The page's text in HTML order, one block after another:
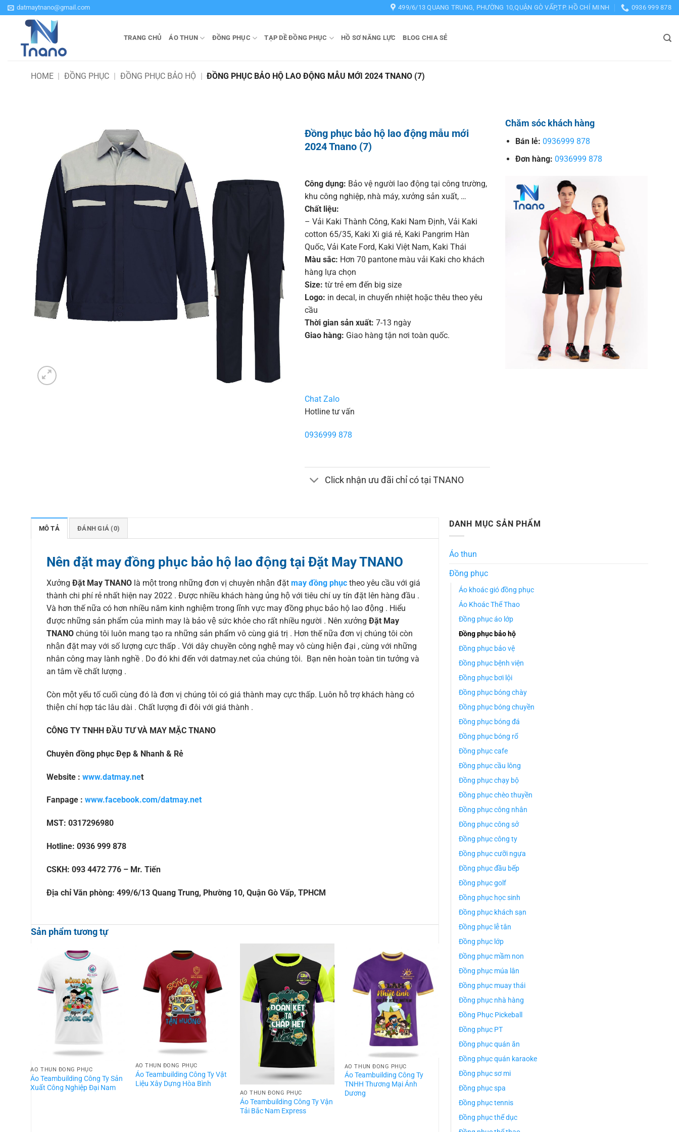
Bỏ
qua
datmaytnano@gmail.com 499/6/13 QUANG TRUNG, PHƯỜNG 10,QUẬN GÒ VẤP,TP. HỒ CHÍ MINH 0936 999 878
TRANG CHỦ ÁO THUN ĐỒNG PHỤC TẠP DỀ ĐỒNG PHỤC HỒ SƠ NĂNG LỰC BLOG CHIA SẺ
HOME | ĐỒNG PHỤC | ĐỒNG PHỤC BẢO HỘ | ĐỒNG PHỤC BẢO HỘ LAO ĐỘNG MẪU MỚI 2024 TNANO (7)
Đồng phục bảo hộ lao động mẫu mới
2024 Tnano (7)
Công dụng: Bảo vệ người lao động tại công trường,
khu công nghiệp, nhà máy, xưởng sản xuất, …
Chất liệu:
– Vải Kaki Thành Công, Kaki Nam Định, Vải Kaki
cotton 65/35, Kaki Xi giá rẻ, Kaki Pangrim Hàn
Quốc, Vải Kate Ford, Kaki Việt Nam, Kaki Thái
Màu sắc: Hơn 70 pantone màu vải Kaki cho khách
hàng lựa chọn
Size: từ trẻ em đến big size
Logo: in decal, in chuyển nhiệt hoặc thêu theo yêu
cầu
Thời gian sản xuất: 7-13 ngày
Giao hàng: Giao hàng tận nơi toàn quốc.
Chat Zalo
Hotline tư vấn
0936999 878
Click nhận ưu đãi chỉ có tại TNANO
Chăm sóc khách hàng
Bán lẻ: 0936999 878
Đơn hàng: 0936999 878
MÔ TẢ ĐÁNH GIÁ (0)
Nên đặt may đồng phục bảo hộ lao động tại Đặt May TNANO
Xưởng Đặt May TNANO là một trong những đơn vị chuyên nhận đặt may đồng phụctheo yêu cầu với giá
thành chi phí rẻ nhất hiện nay 2022 . Được nhiều khách hàng ủng hộ với tiêu chí uy tín đặt lên hàng đầu .
Và hơn thế nữa có hơn nhiều năm kinh nghiệm trong lĩnh vực may đồng phục bảo hộ lao động . Hiểu
được những sản phẩm của mình may là bảo vệ sức khỏe cho rất nhiều người . Nên xưởng Đặt May
TNANO chúng tôi luôn mang tạo ra những sản phẩm vô cùng giá trị . Hơn thế nữa đơn vị chúng tôi còn
nhận đặt may với số lượng cực thấp . Với dây chuyền công nghệ may vô cùng hiện đại , cùng với những
nhân công may lành nghề . Do đó khi đến với datmay.net của chúng tôi. Bạn nên hoàn toàn tin tưởng và
an tâm về chất lượng .
Còn một yếu tố cuối cùng đó là đơn vị chúng tôi có giá thành may cực thấp. Luôn hỗ trợ khách hàng có
thiện chí hợp tác lâu dài . Chất lượng đi đôi với giá thành .
CÔNG TY TNHH ĐẦU TƯ VÀ MAY MẶC TNANO
Chuyên đồng phục Đẹp & Nhanh & Rẻ
Website : www.datmay.net
Fanpage : www.facebook.com/datmay.net
MST: 0317296980
Hotline: 0936 999 878
CSKH: 093 4472 776 – Mr. Tiến
Địa chỉ Văn phòng: 499/6/13 Quang Trung, Phường 10, Quận Gò Vấp, TPHCM
Sản phẩm tương tự
ÁO THUN ĐỒNG PHỤC
Áo Teambuilding Công Ty Sản
Xuất Công Nghiệp Đại Nam
ÁO THUN ĐỒNG PHỤC
Áo Teambuilding Công Ty Vật
Liệu Xây Dựng Hòa Bình
ÁO THUN ĐỒNG PHỤC
Áo Teambuilding Công Ty Vận
Tải Bắc Nam Express
ÁO THUN ĐỒNG PHỤC
Áo Teambuilding Công Ty
TNHH Thương Mại Ánh
Dương
Áo Teambuilding Công Ty
Thủy Sản Biển Xanh
DANH MỤC SẢN PHẨM
Áo thun
Đồng phục
Áo khoác gió đồng phục
Áo Khoác Thể Thao
Đồng phục áo lớp
Đồng phục bảo hộ
Đồng phục bảo vệ
Đồng phục bệnh viện
Đồng phục bơi lội
Đồng phục bóng chày
Đồng phục bóng chuyền
Đồng phục bóng đá
Đồng phục bóng rổ
Đồng phục cafe
Đồng phục cầu lông
Đồng phục chạy bộ
Đồng phục chèo thuyền
Đồng phục công nhân
Đồng phục công sở
Đồng phục công ty
Đồng phục cưỡi ngựa
Đồng phục đầu bếp
Đồng phục golf
Đồng phục học sinh
Đồng phục khách sạn
Đồng phục lễ tân
Đồng phục lớp
Đồng phục mầm non
Đồng phục múa lân
Đồng phục muay thái
Đồng phục nhà hàng
Đồng Phục Pickeball
Đồng phục PT
Đồng phục quán ăn
Đồng phục quán karaoke
Đồng phục sơ mi
Đồng phục spa
Đồng phục tennis
Đồng phục thể dục